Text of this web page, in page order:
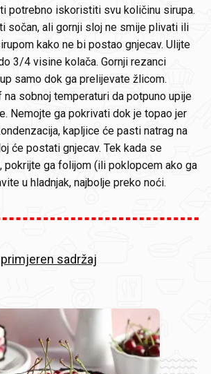
potrebno iskoristiti svu količinu sirupa.
sočan, ali gornji sloj ne smije plivati ili
kako ne bi postao gnjecav. Ulijte
3/4 visine kolača. Gornji rezanci
samo dok ga prelijevate žlicom.
sobnoj temperaturi da potpuno upije
Nemojte ga pokrivati dok je topao jer
kapljice će pasti natrag na
će postati gnjecav. Tek kada se
pokrijte ga folijom (ili poklopcem ako ga
u hladnjak, najbolje preko noći.
sadržaj